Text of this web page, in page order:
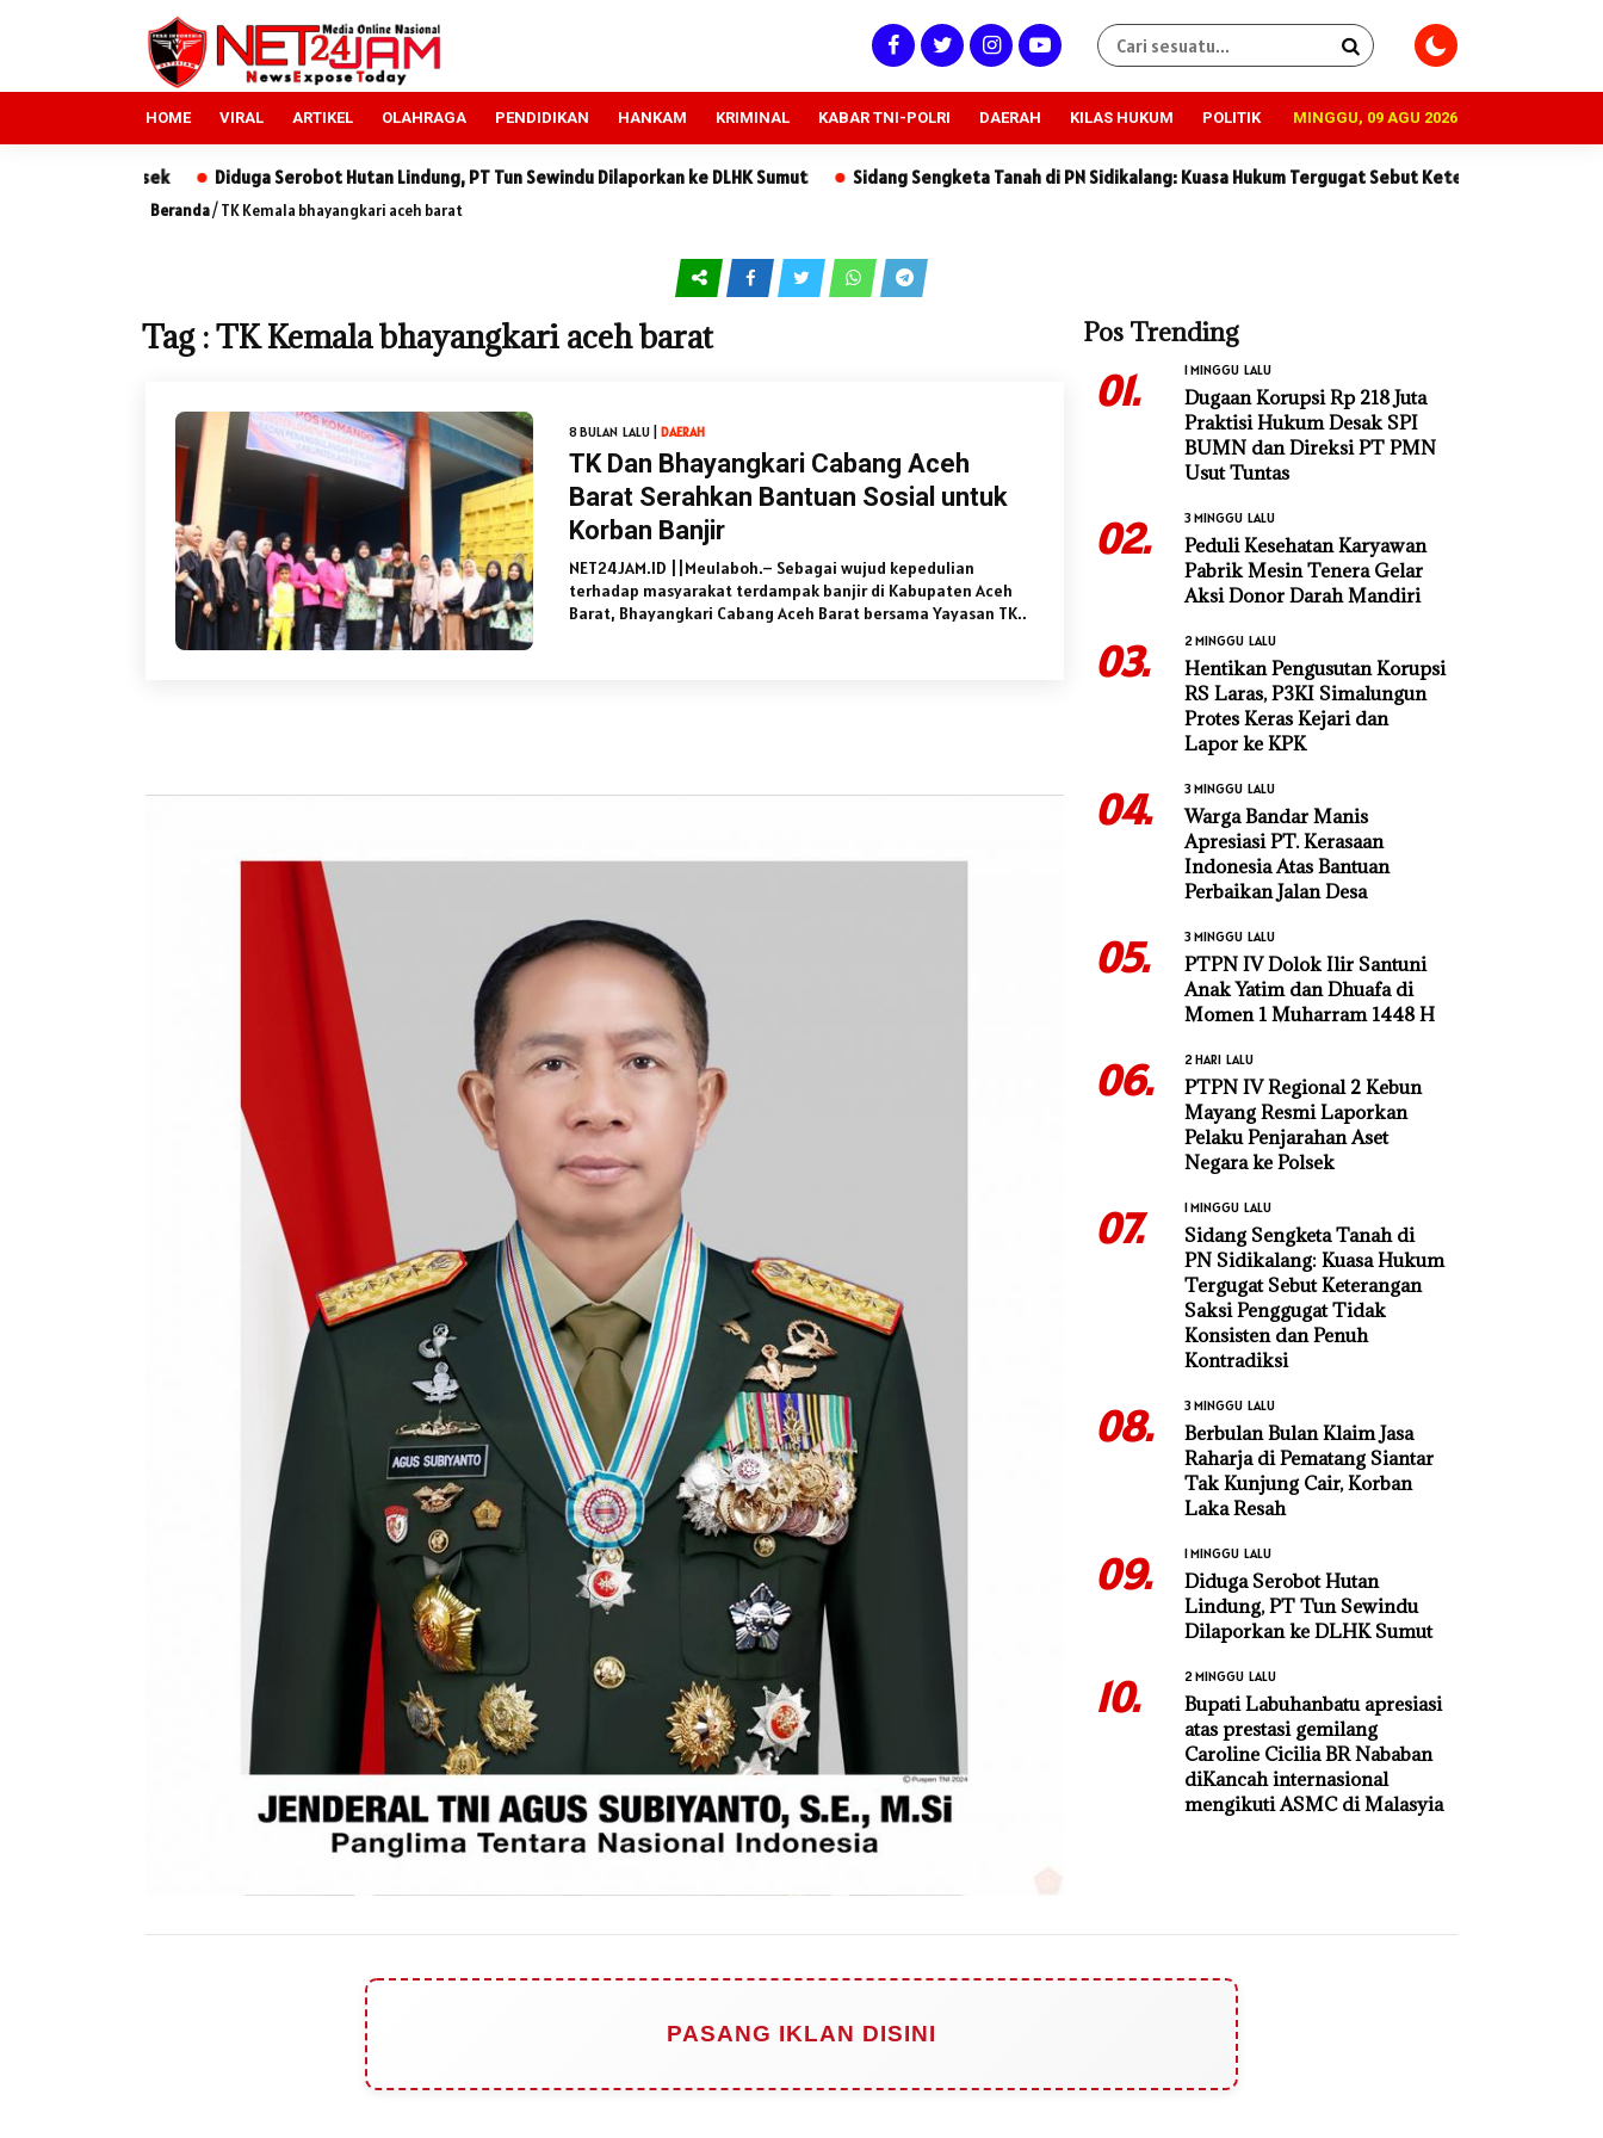
HOME VIRAL ARTIKEL OLAHRAGA PENDIDIKAN HANKAM KRIMINAL KABAR TNI-POLRI DAERAH KILAS HUKUM POLITIK MINGGU, 09 AGU 2026
Diduga Serobot Hutan Lindung, PT Tun Sewindu Dilaporkan ke DLHK Sumut Sidang Sengketa Tanah di PN Sidikalang: Kuasa Hukum Tergugat Sebut Keterangan Saksi Penggugat
Beranda/TK Kemala bhayangkari aceh barat
Tag : TK Kemala bhayangkari aceh barat
8 BULAN LALU | DAERAH
TK Dan Bhayangkari Cabang Aceh
Barat Serahkan Bantuan Sosial untuk
Korban Banjir
NET24JAM.ID ||Meulaboh.– Sebagai wujud kepedulian
terhadap masyarakat terdampak banjir di Kabupaten Aceh
Barat, Bhayangkari Cabang Aceh Barat bersama Yayasan TK..
Pos Trending
01. 1 MINGGU LALU
Dugaan Korupsi Rp 218 Juta
Praktisi Hukum Desak SPI
BUMN dan Direksi PT PMN
Usut Tuntas
02. 3 MINGGU LALU
Peduli Kesehatan Karyawan
Pabrik Mesin Tenera Gelar
Aksi Donor Darah Mandiri
03. 2 MINGGU LALU
Hentikan Pengusutan Korupsi
RS Laras, P3KI Simalungun
Protes Keras Kejari dan
Lapor ke KPK
04. 3 MINGGU LALU
Warga Bandar Manis
Apresiasi PT. Kerasaan
Indonesia Atas Bantuan
Perbaikan Jalan Desa
05. 3 MINGGU LALU
PTPN IV Dolok Ilir Santuni
Anak Yatim dan Dhuafa di
Momen 1 Muharram 1448 H
06. 2 HARI LALU
PTPN IV Regional 2 Kebun
Mayang Resmi Laporkan
Pelaku Penjarahan Aset
Negara ke Polsek
07. 1 MINGGU LALU
Sidang Sengketa Tanah di
PN Sidikalang: Kuasa Hukum
Tergugat Sebut Keterangan
Saksi Penggugat Tidak
Konsisten dan Penuh
Kontradiksi
08. 3 MINGGU LALU
Berbulan Bulan Klaim Jasa
Raharja di Pematang Siantar
Tak Kunjung Cair, Korban
Laka Resah
09. 1 MINGGU LALU
Diduga Serobot Hutan
Lindung, PT Tun Sewindu
Dilaporkan ke DLHK Sumut
10. 2 MINGGU LALU
Bupati Labuhanbatu apresiasi
atas prestasi gemilang
Caroline Cicilia BR Nababan
diKancah internasional
mengikuti ASMC di Malasyia
PASANG IKLAN DISINI